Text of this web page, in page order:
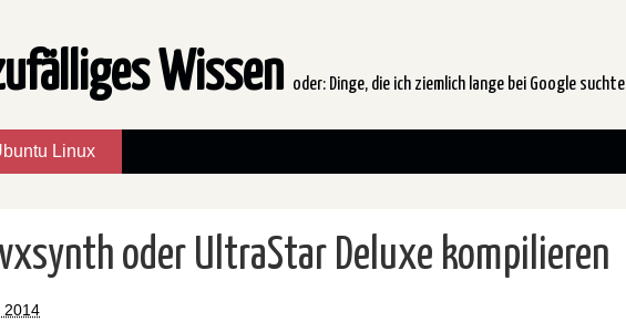
Wissen oder: Dinge, die ich ziemlich lange bei Google suchte
Linux
oder UltraStar Deluxe kompilieren
2014